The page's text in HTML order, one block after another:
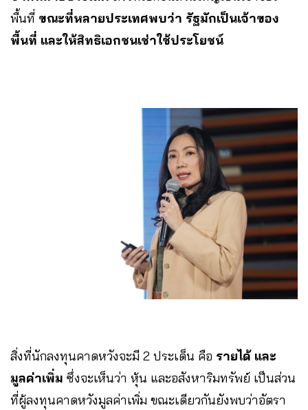
พื้นที่ ขณะที่หลายประเทศพบว่า รัฐมักเป็นเจ้าของ
พื้นที่ และให้สิทธิเอกชนเช่าใช้ประโยชน์
สิ่งที่นักลงทุนคาดหวังจะมี 2 ประเด็น คือ รายได้ และ
มูลค่าเพิ่ม ซึ่งจะเห็นว่า หุ้น และอสังหาริมทรัพย์ เป็นส่วน
ที่ผู้ลงทุนคาดหวังมูลค่าเพิ่ม ขณะเดียวกันยังพบว่าอัตรา